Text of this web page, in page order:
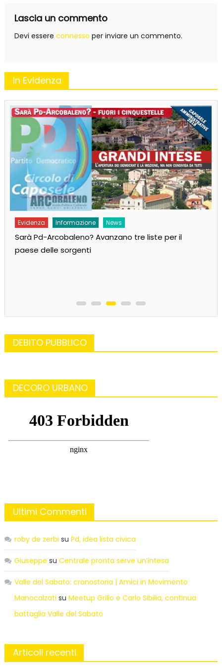
Lascia un commento
Devi essere connesso per inviare un commento.
In Evidenza
Evidenza Informazione News
Sarà Pd-Arcobaleno? Avanzano tre liste per il
paese delle sorgenti
DEBITO PUBBLICO
DECORO URBANO
Ultimi Commenti
roby de zerbi su Pd, idea lista civica
Giuseppe su Centrale pronta serve un’intesa
Valle del Sabato: cronostoria | Amici in Movimento
Manocalzati su Meetup Grillo e Carlo Sibilia, continua
battaglia Valle del Sabato
Articoli recenti